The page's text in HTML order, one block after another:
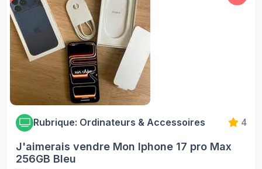
Rubrique: Ordinateurs & Accessoires 4
J'aimerais vendre Mon Iphone 17 pro Max
256GB Bleu